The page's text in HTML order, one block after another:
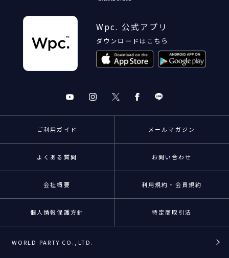
Wpc. 公式アプリ
ダウンロードはこちら
ご利用ガイド メールマガジン
よくある質問 お問い合わせ
会社概要 利用規約・会員規約
個人情報保護方針 特定商取引法
WORLD PARTY CO.,LTD.